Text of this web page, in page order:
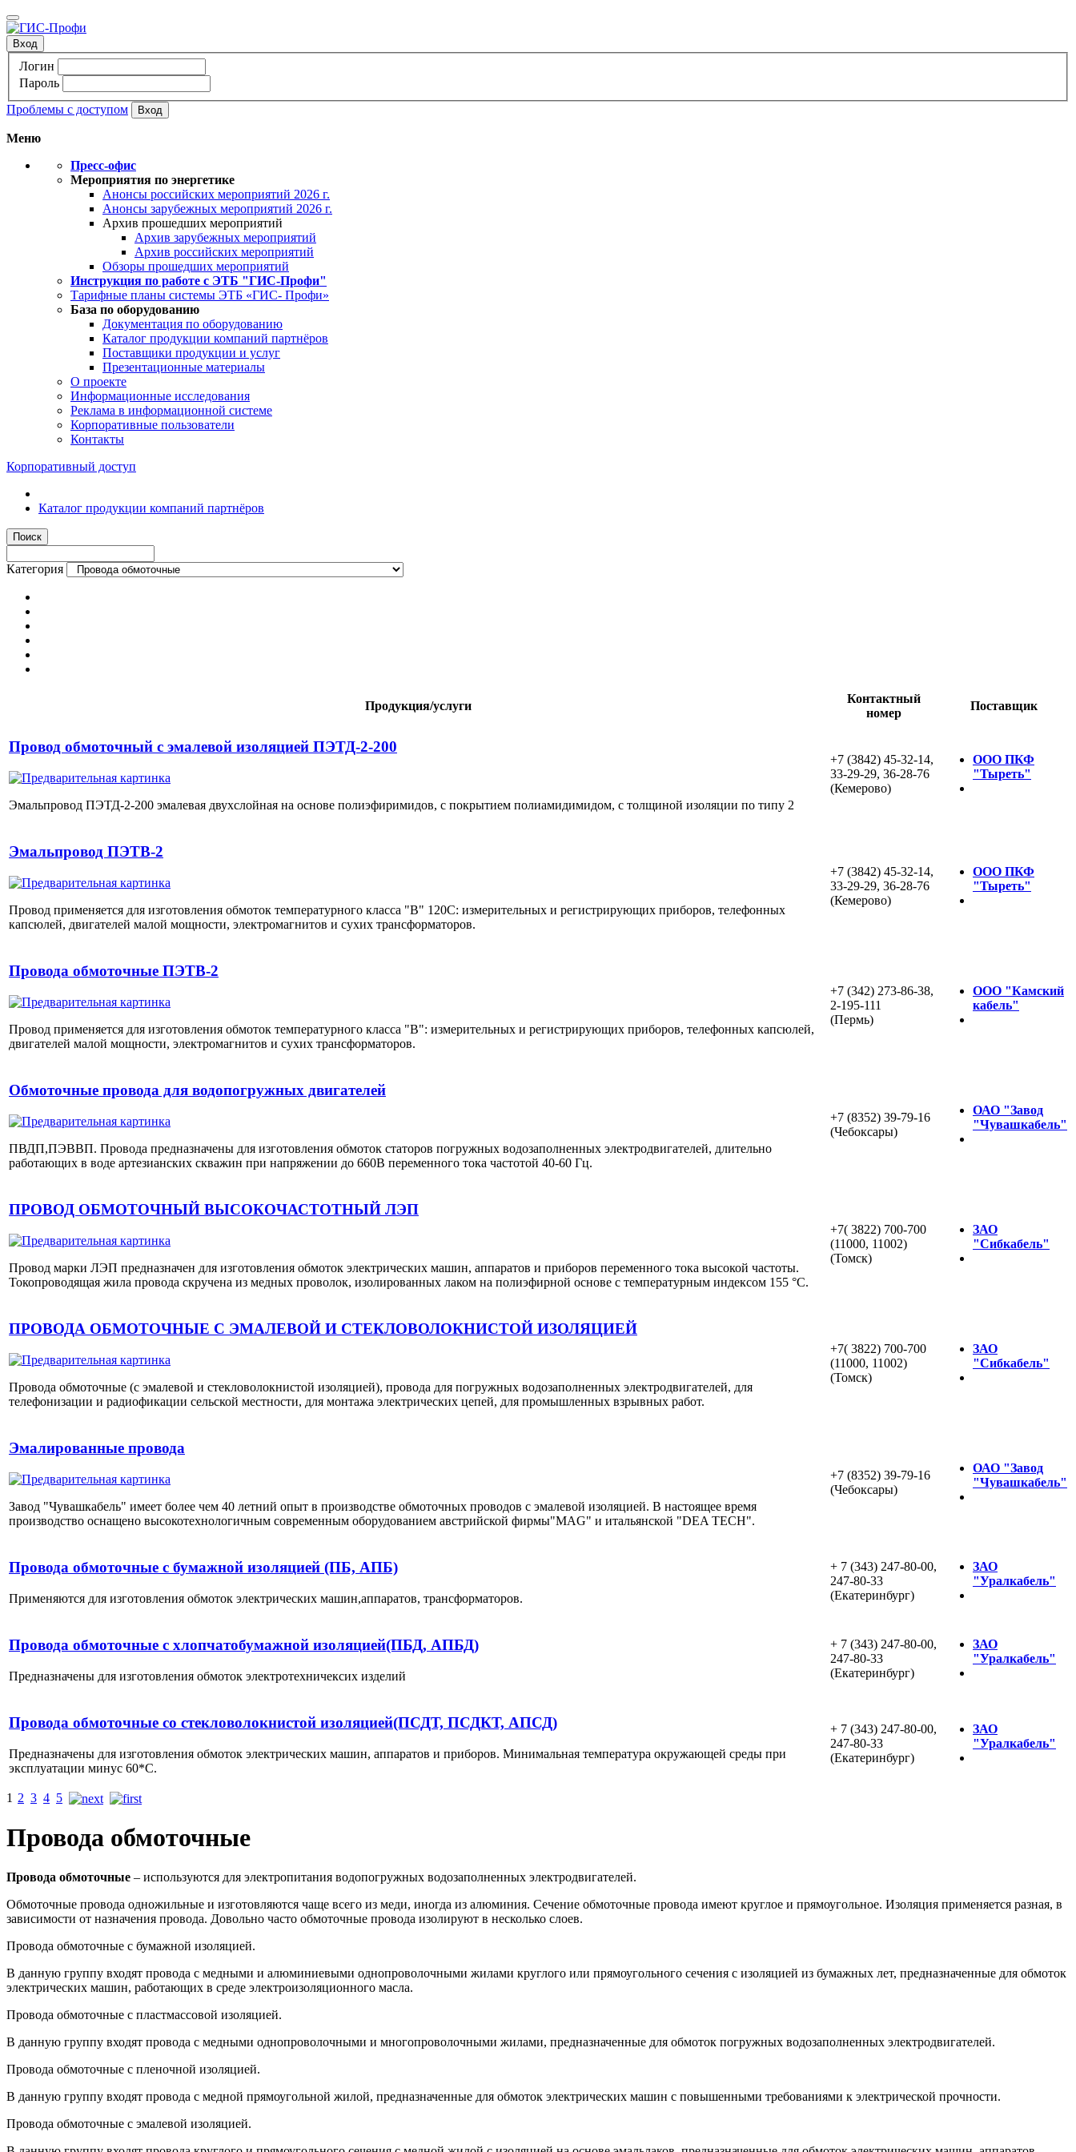
Вход
Логин
Пароль
Проблемы с доступом
Меню
Пресс-офис
Мероприятия по энергетике
Анонсы российских мероприятий 2026 г.
Анонсы зарубежных мероприятий 2026 г.
Архив прошедших мероприятий
Архив зарубежных мероприятий
Архив российских мероприятий
Обзоры прошедших мероприятий
Инструкция по работе с ЭТБ "ГИС-Профи"
Тарифные планы системы ЭТБ «ГИС- Профи»
База по оборудованию
Документация по оборудованию
Каталог продукции компаний партнёров
Поставщики продукции и услуг
Презентационные материалы
О проекте
Информационные исследования
Реклама в информационной системе
Корпоративные пользователи
Контакты
Корпоративный доступ
Каталог продукции компаний партнёров
Категория
Продукция/услуги
Контактный
номер
Поставщик
Провод обмоточный с эмалевой изоляцией ПЭТД-2-200
Эмальпровод ПЭТД-2-200 эмалевая двухслойная на основе полиэфиримидов, с покрытием полиамидимидом, с толщиной изоляции по типу 2
+7 (3842) 45-32-14,
33-29-29, 36-28-76
(Кемерово)
ООО ПКФ
"Тыреть"
Эмальпровод ПЭТВ-2
Провод применяется для изготовления обмоток температурного класса "В" 120С: измерительных и регистрирующих приборов, телефонных
капсюлей, двигателей малой мощности, электромагнитов и сухих трансформаторов.
+7 (3842) 45-32-14,
33-29-29, 36-28-76
(Кемерово)
ООО ПКФ
"Тыреть"
Провода обмоточные ПЭТВ-2
Провод применяется для изготовления обмоток температурного класса "В": измерительных и регистрирующих приборов, телефонных капсюлей,
двигателей малой мощности, электромагнитов и сухих трансформаторов.
+7 (342) 273-86-38,
2-195-111
(Пермь)
ООО "Камский
кабель"
Обмоточные провода для водопогружных двигателей
ПВДП,ПЭВВП. Провода предназначены для изготовления обмоток статоров погружных водозаполненных электродвигателей, длительно
работающих в воде артезианских скважин при напряжении до 660В переменного тока частотой 40-60 Гц.
+7 (8352) 39-79-16
(Чебоксары)
ОАО "Завод
"Чувашкабель"
ПРОВОД ОБМОТОЧНЫЙ ВЫСОКОЧАСТОТНЫЙ ЛЭП
Провод марки ЛЭП предназначен для изготовления обмоток электрических машин, аппаратов и приборов переменного тока высокой частоты.
Токопроводящая жила провода скручена из медных проволок, изолированных лаком на полиэфирной основе с температурным индексом 155 °С.
+7( 3822) 700-700
(11000, 11002)
(Томск)
ЗАО
"Сибкабель"
ПРОВОДА ОБМОТОЧНЫЕ С ЭМАЛЕВОЙ И СТЕКЛОВОЛОКНИСТОЙ ИЗОЛЯЦИЕЙ
Провода обмоточные (с эмалевой и стекловолокнистой изоляцией), провода для погружных водозаполненных электродвигателей, для
телефонизации и радиофикации сельской местности, для монтажа электрических цепей, для промышленных взрывных работ.
+7( 3822) 700-700
(11000, 11002)
(Томск)
ЗАО
"Сибкабель"
Эмалированные провода
Завод "Чувашкабель" имеет более чем 40 летний опыт в производстве обмоточных проводов с эмалевой изоляцией. В настоящее время
производство оснащено высокотехнологичным современным оборудованием австрийской фирмы"MAG" и итальянской "DEA TECH".
+7 (8352) 39-79-16
(Чебоксары)
ОАО "Завод
"Чувашкабель"
Провода обмоточные с бумажной изоляцией (ПБ, АПБ)
Применяются для изготовления обмоток электрических машин,аппаратов, трансформаторов.
+ 7 (343) 247-80-00,
247-80-33
(Екатеринбург)
ЗАО
"Уралкабель"
Провода обмоточные с хлопчатобумажной изоляцией(ПБД, АПБД)
Предназначены для изготовления обмоток электротехничексих изделий
+ 7 (343) 247-80-00,
247-80-33
(Екатеринбург)
ЗАО
"Уралкабель"
Провода обмоточные со стекловолокнистой изоляцией(ПСДТ, ПСДКТ, АПСД)
Предназначены для изготовления обмоток электрических машин, аппаратов и приборов. Минимальная температура окружающей среды при
эксплуатации минус 60*С.
+ 7 (343) 247-80-00,
247-80-33
(Екатеринбург)
ЗАО
"Уралкабель"
1 2 3 4 5
Провода обмоточные
Провода обмоточные – используются для электропитания водопогружных водозаполненных электродвигателей.
Обмоточные провода одножильные и изготовляются чаще всего из меди, иногда из алюминия. Сечение обмоточные провода имеют круглое и прямоугольное. Изоляция применяется разная, в
зависимости от назначения провода. Довольно часто обмоточные провода изолируют в несколько слоев.
Провода обмоточные с бумажной изоляцией.
В данную группу входят провода с медными и алюминиевыми однопроволочными жилами круглого или прямоугольного сечения с изоляцией из бумажных лет, предназначенные для обмоток
электрических машин, работающих в среде электроизоляционного масла.
Провода обмоточные с пластмассовой изоляцией.
В данную группу входят провода с медными однопроволочными и многопроволочными жилами, предназначенные для обмоток погружных водозаполненных электродвигателей.
Провода обмоточные с пленочной изоляцией.
В данную группу входят провода с медной прямоугольной жилой, предназначенные для обмоток электрических машин с повышенными требованиями к электрической прочности.
Провода обмоточные с эмалевой изоляцией.